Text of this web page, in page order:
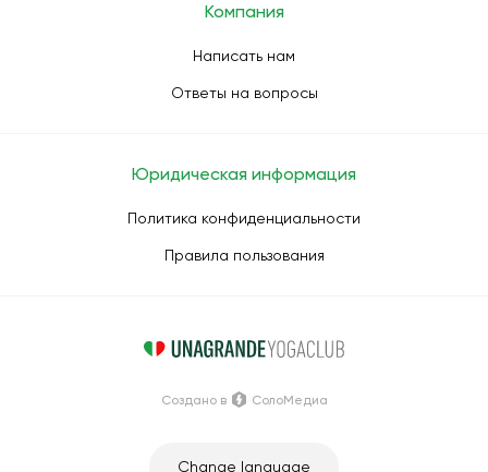
Компания
Написать нам
Ответы на вопросы
Юридическая информация
Политика конфиденциальности
Правила пользования
Change language
Создано в СолоМедиа